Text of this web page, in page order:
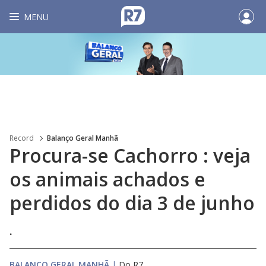
MENU
Record Balanço Geral Manhã
Procura-se Cachorro : veja
os animais achados e
perdidos do dia 3 de junho
.